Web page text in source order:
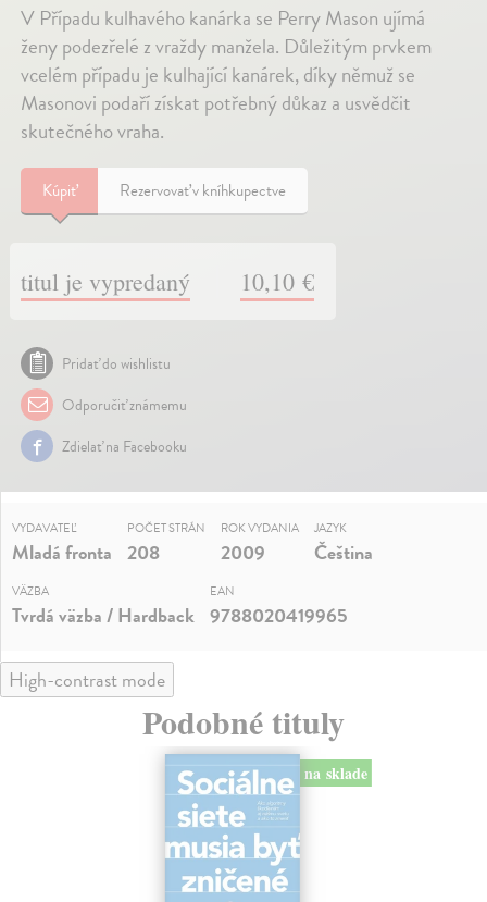
V Případu kulhavého kanárka se Perry Mason ujímá
ženy podezřelé z vraždy manžela. Důležitým prvkem
vcelém případu je kulhající kanárek, díky němuž se
Masonovi podaří získat potřebný důkaz a usvědčit
skutečného vraha.
Kúpiť Rezervovať v kníhkupectve
titul je vypredaný 10,10 €
Pridať do wishlistu
Odporučiť známemu
Zdielať na Facebooku
VYDAVATEĽ
Mladá fronta
POČET STRÁN
208
ROK VYDANIA
2009
JAZYK
Čeština
VÄZBA
Tvrdá väzba / Hardback
EAN
9788020419965
High-contrast mode
Podobné tituly
na sklade